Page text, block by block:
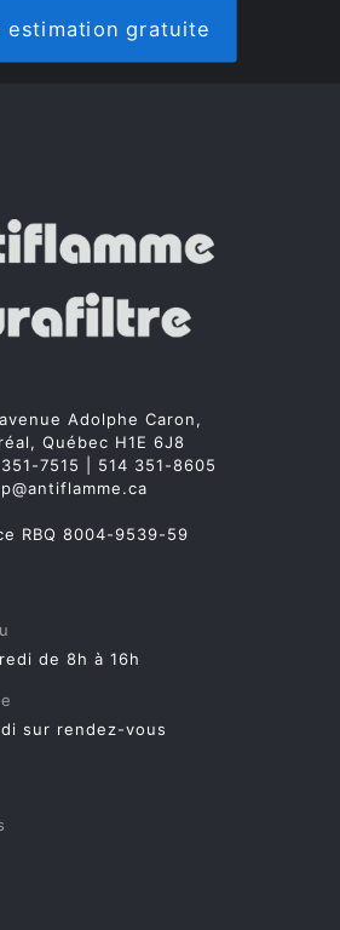
estimation gratuite
Adolphe Caron,
Québec H1E 6J8
7515
514 351-8605
RBQ 8004-9539-59
de 8h à 16h
sur rendez-vous